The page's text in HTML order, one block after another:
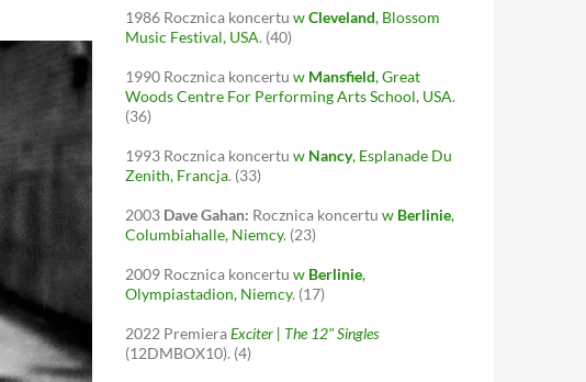
1986 Rocznica koncertu wCleveland, Blossom
Music Festival, USA. (40)
1990 Rocznica koncertu w Mansfield, Great
Woods Centre For Performing Arts School, USA.
(36)
1993 Rocznica koncertu w Nancy, Esplanade Du
Zenith, Francja. (33)
2003 Dave Gahan: Rocznica koncertu w Berlinie,
Columbiahalle, Niemcy. (23)
2009 Rocznica koncertu w Berlinie,
Olympiastadion, Niemcy. (17)
2022 PremieraExciter | The 12" Singles
(12DMBOX10). (4)